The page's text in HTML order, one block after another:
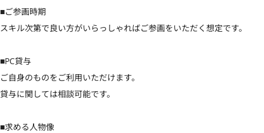
■ご参画時期
スキル次第で良い方がいらっしゃればご参画をいただく想定です。
■PC貸与
ご自身のものをご利用いただけます。
貸与に関しては相談可能です。
■求める人物像